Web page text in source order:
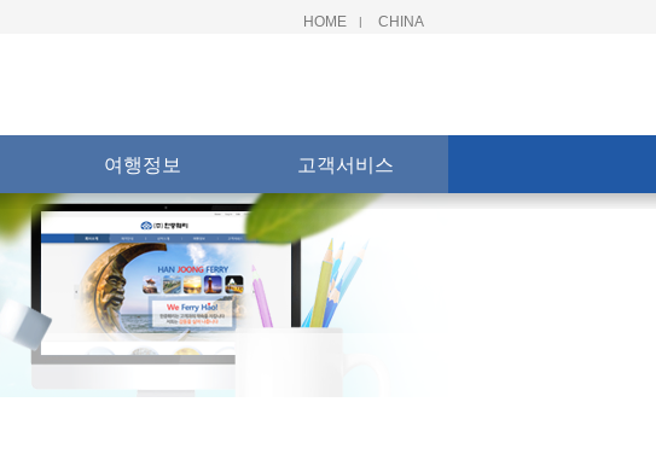
HOME | CHINA
여행정보 고객서비스